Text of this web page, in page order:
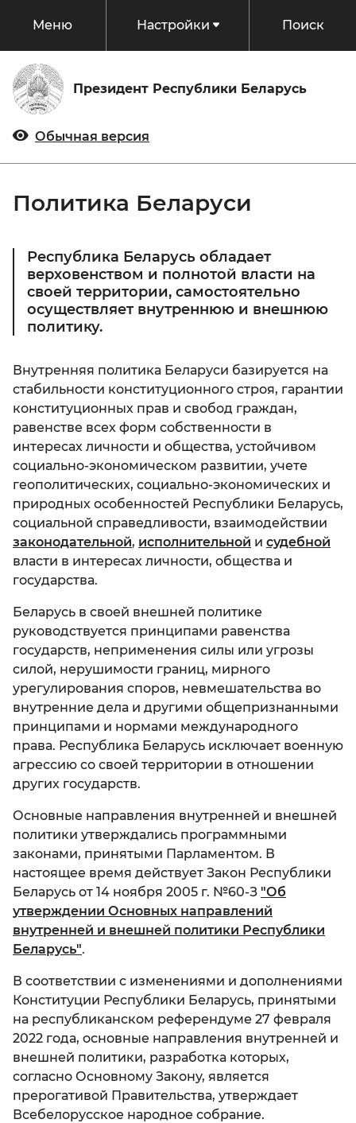
Меню Настройки Поиск
Президент Республики Беларусь
Обычная версия
Президент
Статус и полномочия
Биография
Председатель Всебелорусского народного
Президент Национального Олимпийского
Комитета
Президент без галстука
Дворец Независимости
Цитаты Президента
Известные люди о Президенте
Молодёжи
Детям
События
Традиции Беларуси
Беларусь в цифрах
Регионы
Экономика
Наука
Туризм
Гражданское общество
Государство
Конституция
Государственная символика
Политика
Законодательство
Участие граждан в управлении делами
государства
Государственные награды и премии
Государственные праздники
Госорганы
РУС
БЕЛ
ENG
Политика Беларуси
Республика Беларусь обладает
верховенством и полнотой власти на
своей территории, самостоятельно
осуществляет внутреннюю и внешнюю
политику.
Внутренняя политика Беларуси базируется на
стабильности конституционного строя, гарантии
конституционных прав и свобод граждан,
равенстве всех форм собственности в
интересах личности и общества, устойчивом
социально-экономическом развитии, учете
геополитических, социально-экономических и
природных особенностей Республики Беларусь,
социальной справедливости, взаимодействии
законодательной, исполнительной и судебной
власти в интересах личности, общества и
государства.
Беларусь в своей внешней политике
руководствуется принципами равенства
государств, неприменения силы или угрозы
силой, нерушимости границ, мирного
урегулирования споров, невмешательства во
внутренние дела и другими общепризнанными
принципами и нормами международного
права. Республика Беларусь исключает военную
агрессию со своей территории в отношении
других государств.
Основные направления внутренней и внешней
политики утверждались программными
законами, принятыми Парламентом. В
настоящее время действует Закон Республики
Беларусь от 14 ноября 2005 г. №60-З "Об
утверждении Основных направлений
внутренней и внешней политики Республики
Беларусь".
В соответствии с изменениями и дополнениями
Конституции Республики Беларусь, принятыми
на республиканском референдуме 27 февраля
2022 года, основные направления внутренней и
внешней политики, разработка которых,
согласно Основному Закону, является
прерогативой Правительства, утверждает
Всебелорусское народное собрание.